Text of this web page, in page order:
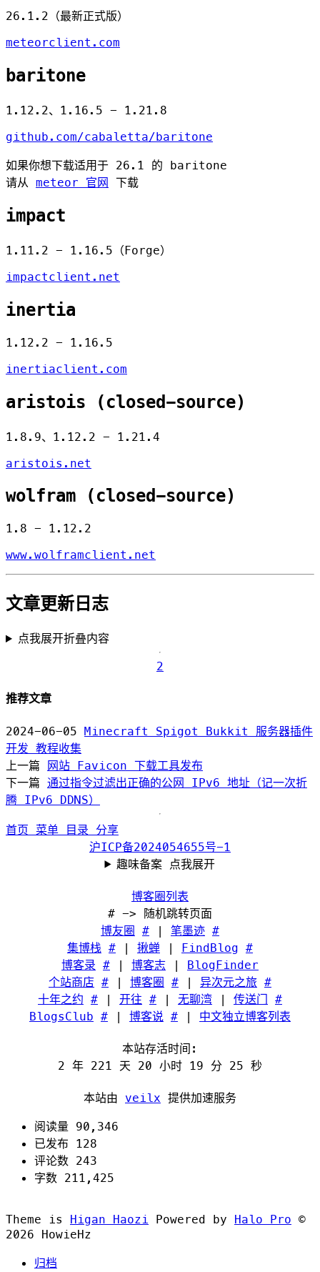
26.1.2（最新正式版）
meteorclient.com
baritone
1.12.2、1.16.5 - 1.21.8
github.com/cabaletta/baritone
如果你想下载适用于 26.1 的 baritone
请从 meteor 官网 下载
impact
1.11.2 - 1.16.5（Forge）
impactclient.net
inertia
1.12.2 - 1.16.5
inertiaclient.com
aristois (closed-source)
1.8.9、1.12.2 - 1.21.4
aristois.net
wolfram (closed-source)
1.8 - 1.12.2
www.wolframclient.net
文章更新日志
点我展开折叠内容
2
推荐文章
2024-06-05 Minecraft Spigot Bukkit 服务器插件
开发 教程收集
上一篇 网站 Favicon 下载工具发布
下一篇 通过指令过滤出正确的公网 IPv6 地址（记一次折
腾 IPv6 DDNS）
首页 菜单 目录 分享
沪ICP备2024054655号-1
趣味备案 点我展开
博客圈列表
# -> 随机跳转页面
博友圈 # | 笔墨迹 #
集博栈 # | 揪蝉 | FindBlog #
博客录 # | 博客志 | BlogFinder
个站商店 # | 博客圈 # | 异次元之旅 #
十年之约 # | 开往 # | 无聊湾 | 传送门 #
BlogsClub # | 博客说 # | 中文独立博客列表
本站存活时间:
2 年 221 天 20 小时 19 分 26 秒
本站由 veilx 提供加速服务
阅读量 90,346
已发布 128
评论数 243
字数 211,425
Theme is Higan Haozi Powered by Halo Pro ©
2026 HowieHz
归档